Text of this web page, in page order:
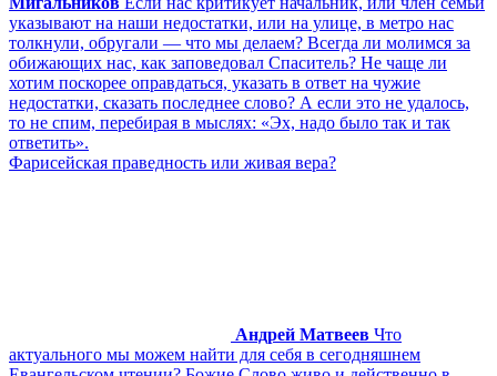
указывают на наши недостатки, или на улице, в метро нас
толкнули, обругали — что мы делаем? Всегда ли молимся за
обижающих нас, как заповедовал Спаситель? Не чаще ли
хотим поскорее оправдаться, указать в ответ на чужие
недостатки, сказать последнее слово? А если это не удалось,
то не спим, перебирая в мыслях: «Эх, надо было так и так
ответить».
Фарисейская праведность или живая вера?
Андрей Матвеев Что
актуального мы можем найти для себя в сегодняшнем